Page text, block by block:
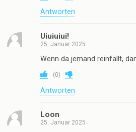
Antworten
Uiuiuiui!
25. Januar 2025
Wenn da jemand reinfällt,
(0)
Antworten
Loon
25. Januar 2025